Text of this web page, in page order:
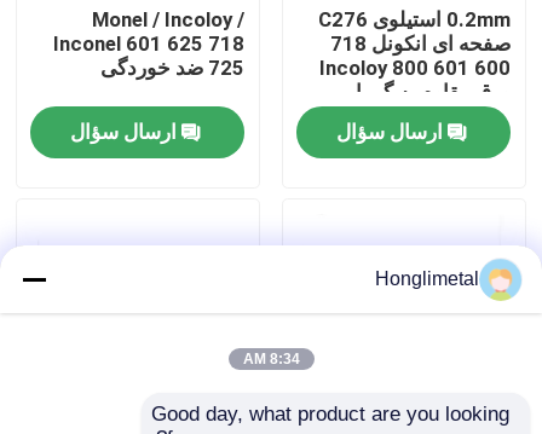
تور کارخانه
کنترل کیفیت
اخبار
کویل فولادی ضد زنگ
0.2mm استیلوی C276
صفحه ای انکونل 718
600 601 Incoloy 800
ورق مقاوم به گرما
ارسال سؤال
Monel / Incoloy /
Inconel 601 625 718
725 ضد خوردگی
ارسال سؤال
Honglimetal
8:34 AM
Good day, what product are you looking